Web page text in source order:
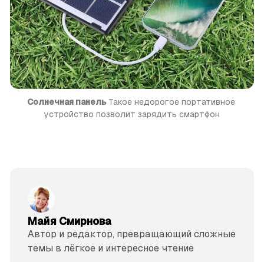
Солнечная панель Такое недорогое портативное
устройство позволит зарядить смартфон
Майя Смирнова
Автор и редактор, превращающий сложные
темы в лёгкое и интересное чтение